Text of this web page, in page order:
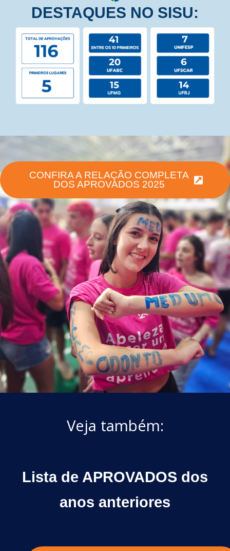
DESTAQUES NO SISU:
CONFIRA A RELAÇÃO COMPLETA
DOS APROVADOS 2025
Veja também:
Lista de APROVADOS dos
anos anteriores